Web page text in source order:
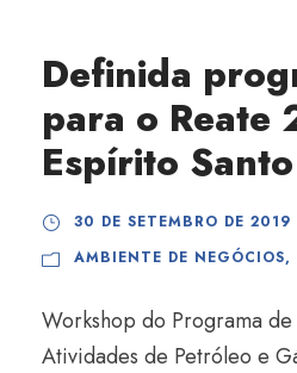
Definida
para o Reate
Espírito Santo
30 DE SETEMBRO DE 2019
AMBIENTE DE NEGÓCIOS,
Workshop do Programa
Atividades de Petróleo e